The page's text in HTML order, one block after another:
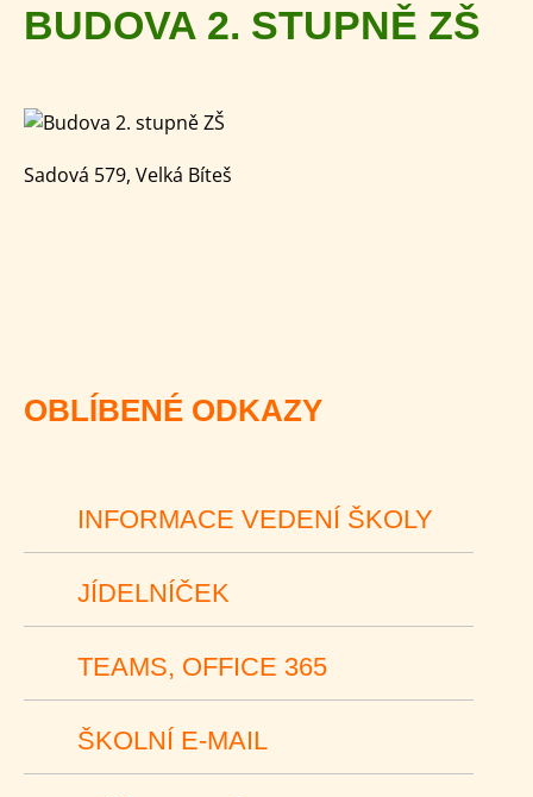
BUDOVA 2. STUPNĚ ZŠ
Sadová 579, Velká Bíteš
OBLÍBENÉ ODKAZY
INFORMACE VEDENÍ ŠKOLY
JÍDELNÍČEK
TEAMS, OFFICE 365
ŠKOLNÍ E-MAIL